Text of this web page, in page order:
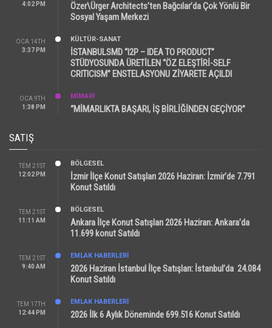
4:02 PM
Özer\Ürger Architects’ten Bağcılar’da Çok Yönlü Bir
Sosyal Yaşam Merkezi
OCA 14TH
3:37 PM
KÜLTÜR-SANAT
İSTANBULSMD “I2P – IDEA TO PRODUCT”
STÜDYOSUNDA ÜRETİLEN “ÖZ ELEŞTİRİ-SELF
CRITICISM” ENSTELASYONU ZİYARETE AÇILDI
OCA 9TH
1:38 PM
MİMARİ
“MİMARLIKTA BAŞARI, İŞ BİRLİĞİNDEN GEÇİYOR”
SATIŞ
TEM 21ST
12:02 PM
BÖLGESEL
İzmir İlçe Konut Satışları 2026 Haziran: İzmir’de 7.791
Konut Satıldı
TEM 21ST
11:11 AM
BÖLGESEL
Ankara İlçe Konut Satışları 2026 Haziran: Ankara’da
11.699 konut Satıldı
TEM 21ST
9:40 AM
EMLAK HABERLERI
2026 Haziran İstanbul İlçe Satışları: İstanbul’da 24.084
Konut Satıldı
TEM 17TH
12:44 PM
EMLAK HABERLERI
2026 İlk 6 Aylık Döneminde 699.516 Konut Satıldı